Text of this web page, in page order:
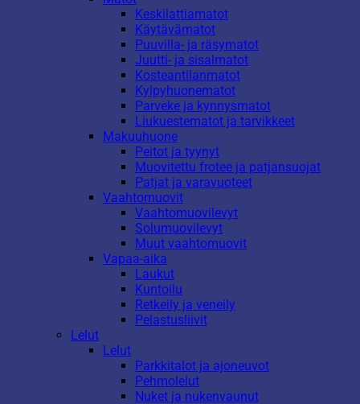
Keskilattiamatot
Käytävämatot
Puuvilla- ja räsymatot
Juutti- ja sisalmatot
Kosteantilanmatot
Kylpyhuonematot
Parveke ja kynnysmatot
Liukuestematot ja tarvikkeet
Makuuhuone
Peitot ja tyynyt
Muovitettu frotee ja patjansuojat
Patjat ja varavuoteet
Vaahtomuovit
Vaahtomuovilevyt
Solumuovilevyt
Muut vaahtomuovit
Vapaa-aika
Laukut
Kuntoilu
Retkeily ja veneily
Pelastusliivit
Lelut
Lelut
Parkkitalot ja ajoneuvot
Pehmolelut
Nuket ja nukenvaunut